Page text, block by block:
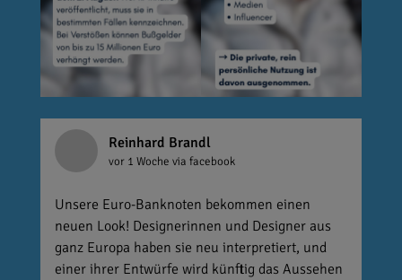
Reinhard Brandl
vor 1 Woche via facebook
Unsere Euro-Banknoten bekommen einen
neuen Look! Designerinnen und Designer aus
ganz Europa haben sie neu interpretiert, und
einer ihrer Entwürfe wird künftig das Aussehen